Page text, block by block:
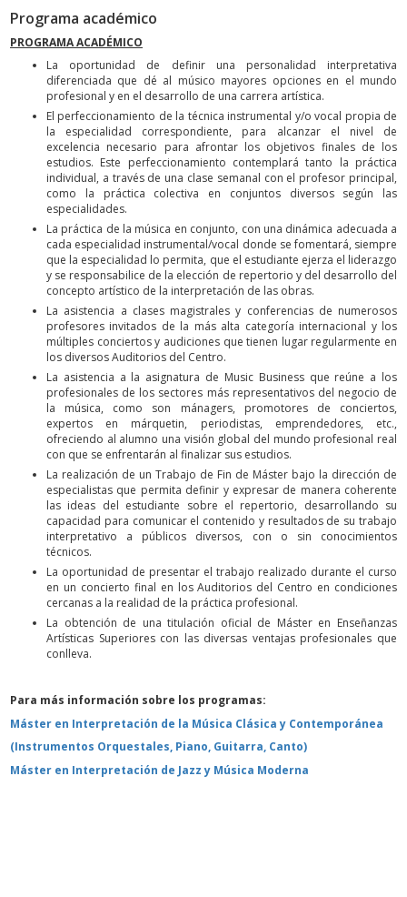
Programa académico
PROGRAMA ACADÉMICO
La oportunidad de definir una personalidad interpretativa
diferenciada que dé al músico mayores opciones en el mundo
profesional y en el desarrollo de una carrera artística.
El perfeccionamiento de la técnica instrumental y/o vocal propia de
la especialidad correspondiente, para alcanzar el nivel de
excelencia necesario para afrontar los objetivos finales de los
estudios. Este perfeccionamiento contemplará tanto la práctica
individual, a través de una clase semanal con el profesor principal,
como la práctica colectiva en conjuntos diversos según las
especialidades.
La práctica de la música en conjunto, con una dinámica adecuada a
cada especialidad instrumental/vocal donde se fomentará, siempre
que la especialidad lo permita, que el estudiante ejerza el liderazgo
y se responsabilice de la elección de repertorio y del desarrollo del
concepto artístico de la interpretación de las obras.
La asistencia a clases magistrales y conferencias de numerosos
profesores invitados de la más alta categoría internacional y los
múltiples conciertos y audiciones que tienen lugar regularmente en
los diversos Auditorios del Centro.
La asistencia a la asignatura de Music Business que reúne a los
profesionales de los sectores más representativos del negocio de
la música, como son mánagers, promotores de conciertos,
expertos en márquetin, periodistas, emprendedores, etc.,
ofreciendo al alumno una visión global del mundo profesional real
con que se enfrentarán al finalizar sus estudios.
La realización de un Trabajo de Fin de Máster bajo la dirección de
especialistas que permita definir y expresar de manera coherente
las ideas del estudiante sobre el repertorio, desarrollando su
capacidad para comunicar el contenido y resultados de su trabajo
interpretativo a públicos diversos, con o sin conocimientos
técnicos.
La oportunidad de presentar el trabajo realizado durante el curso
en un concierto final en los Auditorios del Centro en condiciones
cercanas a la realidad de la práctica profesional.
La obtención de una titulación oficial de Máster en Enseñanzas
Artísticas Superiores con las diversas ventajas profesionales que
conlleva.
Para más información sobre los programas:
Máster en Interpretación de la Música Clásica y Contemporánea
(Instrumentos Orquestales, Piano, Guitarra, Canto)
Máster en Interpretación de Jazz y Música Moderna